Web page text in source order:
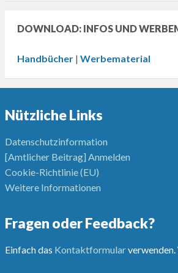
DOWNLOAD: INFOS UND
Handbücher| Werbematerial
Nützliche Links
Datenschutzinformation
[Amtlicher Beitrag] Anmelden
Cookie-Richtlinie (EU)
Weitere Informationen
Fragen oder Feedback?
Einfach das Kontaktformularverwenden.